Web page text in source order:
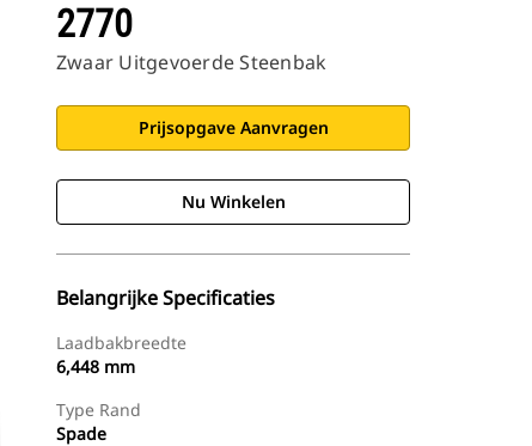
2770
Zwaar Uitgevoerde Steenbak
Prijsopgave Aanvragen
Nu Winkelen
Belangrijke Specificaties
Laadbakbreedte
6,448 mm
Type Rand
Spade